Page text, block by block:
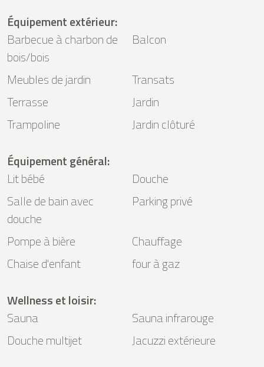
Équipement extérieur:
Barbecue à charbon de
bois/bois
Balcon
Meubles de jardin
Transats
Terrasse
Jardin
Trampoline
Jardin clôturé
Équipement général:
Lit bébé
Douche
Salle de bain avec
douche
Parking privé
Pompe à bière
Chauffage
Chaise d'enfant
four à gaz
Wellness et loisir:
Sauna
Sauna infrarouge
Douche multijet
Jacuzzi extérieure